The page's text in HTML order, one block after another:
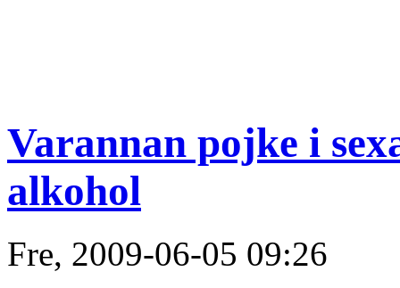
Varannan pojke i
alkohol
Fre, 2009-06-05 09:26